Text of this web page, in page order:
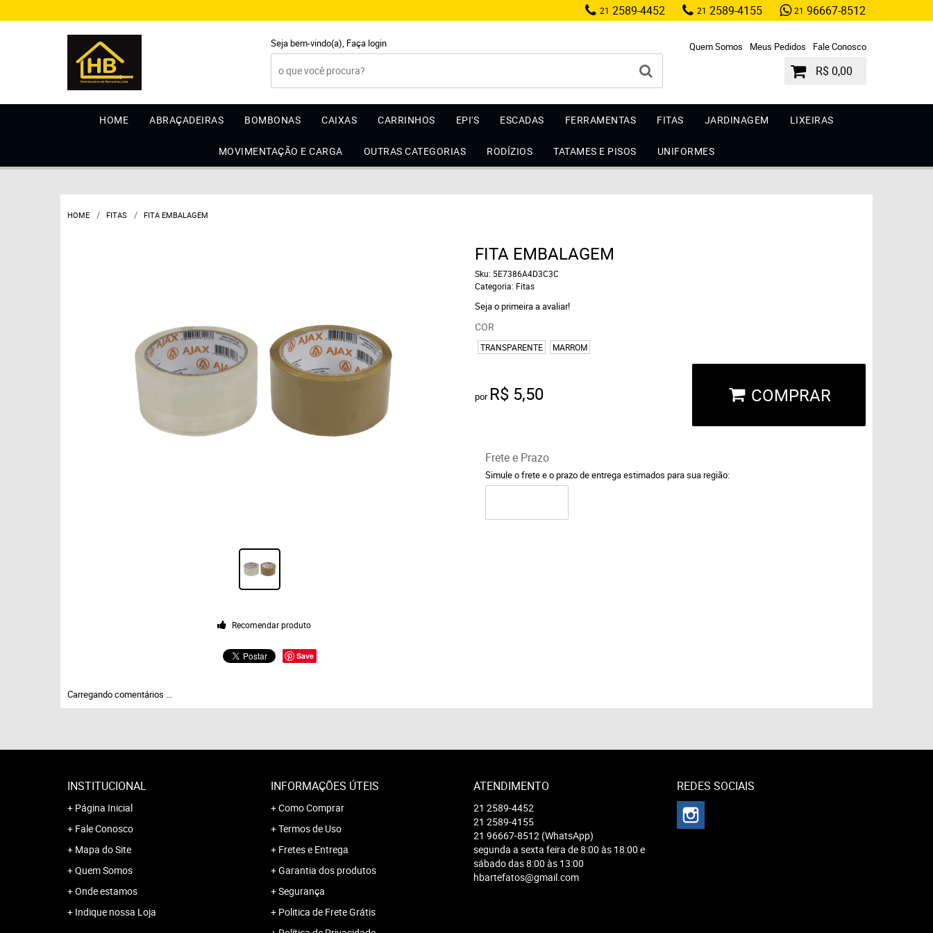
21 2589-4452 21 2589-4155 21 96667-8512
Seja bem-vindo(a), Faça login Quem Somos Meus Pedidos Fale Conosco
R$ 0,00
HOME ABRAÇADEIRAS BOMBONAS CAIXAS CARRINHOS EPI'S ESCADAS FERRAMENTAS FITAS JARDINAGEM LIXEIRAS
MOVIMENTAÇÃO E CARGA OUTRAS CATEGORIAS RODÍZIOS TATAMES E PISOS UNIFORMES
HOME FITAS FITA EMBALAGEM
Recomendar produto
Save
FITA EMBALAGEM
Sku: 5E7386A4D3C3C
Categoria: Fitas
Seja o primeira a avaliar!
COR
TRANSPARENTE MARROM
por R$ 5,50 COMPRAR
Frete e Prazo
Simule o frete e o prazo de entrega estimados para sua região:
Carregando comentários ...
INSTITUCIONAL
Página Inicial
Fale Conosco
Mapa do Site
Quem Somos
Onde estamos
Indique nossa Loja
INFORMAÇÕES ÚTEIS
Como Comprar
Termos de Uso
Fretes e Entrega
Garantia dos produtos
Segurança
Politica de Frete Grátis
ATENDIMENTO
21 2589-4452
21 2589-4155
21 96667-8512 (WhatsApp)
segunda a sexta feira de 8:00 às 18:00 e
sábado das 8:00 às 13:00
hbartefatos@gmail.com
REDES SOCIAIS